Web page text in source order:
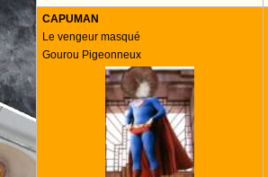
CAPUMAN
Le vengeur masqué
Gourou Pigeonneux